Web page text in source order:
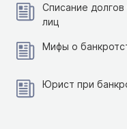
Списание долгов
лиц
Мифы о
Юрист при